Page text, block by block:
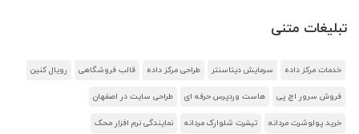
تبلیغات متنی
خدمات مرکز داده سرمایش دیتاسنتر طراحی مرکز داده قالب فروشگاهی رویال کنین
فروش سرور اچ پی هاست وردپرس حرفه ای طراحی سایت در اصفهان
خرید پولوشرت مردانه تیشرت شلوارک مردانه نمایندگی نرم افزار محک